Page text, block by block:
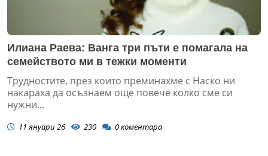
Илиана Раева: Ванга три пъти е помагала на
семейството ми в тежки моменти
Трудностите, през които преминахме с Наско ни
накараха да осъзнаем още повече колко сме си
нужни...
11 януари 26 230 0коментара